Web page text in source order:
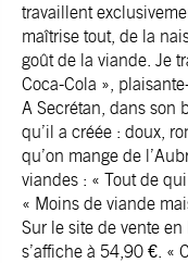
travaillent
maîtrise tout, de la
goût de la viande. Je
Coca-Cola »,
A Secrétan, dans son
qu’il a créée : doux,
qu’on mange de
viandes : « Tout de
« Moins de viande
Sur le site de vente
s’affiche à 54,90 €. «